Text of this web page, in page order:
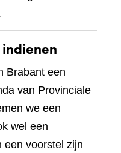
Brabant een
van Provinciale
we een
wel een
een voorstel zijn